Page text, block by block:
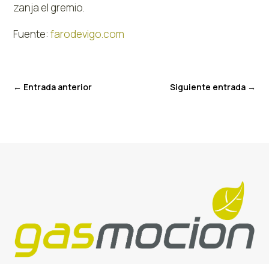
zanja el gremio.
Fuente:farodevigo.com
← Entrada anterior Siguiente entrada→